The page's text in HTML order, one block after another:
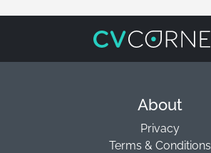
About
Privacy
Terms & Conditions